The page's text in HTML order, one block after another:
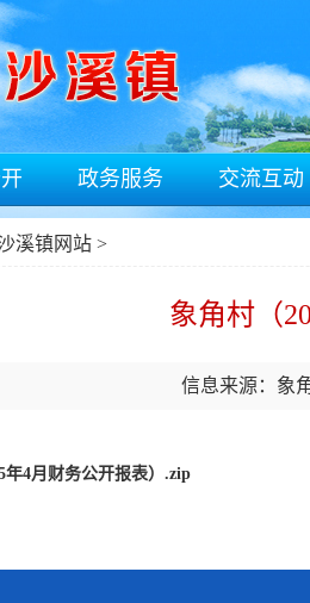
政务服务 交流互动
溪镇网站 >
象角村（
信息来源：象
年4月财务公开报表）.zip